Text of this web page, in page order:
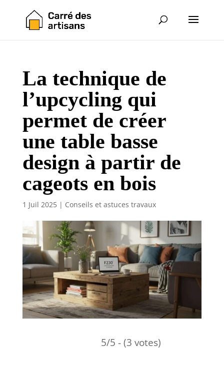
La technique de
l’upcycling qui
permet de créer
une table basse
design à partir de
cageots en bois
1 Juil 2025| Conseils et astuces travaux
5/5 - (3 votes)